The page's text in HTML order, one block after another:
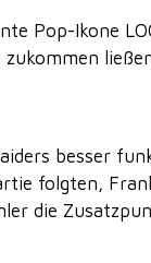
Pop-Ikone
besser
folgten,
die